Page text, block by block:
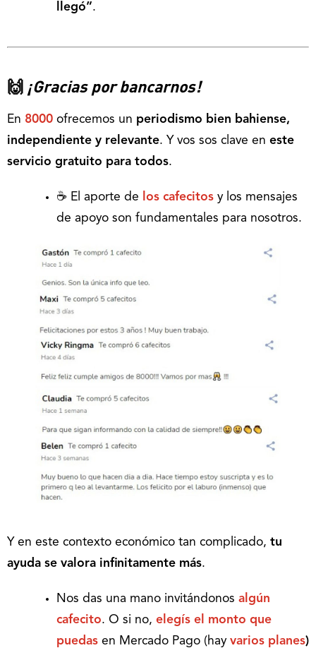
llegó”.
🙌 ¡Gracias por bancarnos!
En 8000 ofrecemos un periodismo bien bahiense,
independiente y relevante. Y vos sos clave en este
servicio gratuito para todos.
☕ El aporte de los cafecitos y los mensajes
de apoyo son fundamentales para nosotros.
Y en este contexto económico tan complicado, tu
ayuda se valora infinitamente más.
Nos das una mano invitándonos algún
cafecito. O si no, elegís el monto que
puedas en Mercado Pago (hay varios planes)